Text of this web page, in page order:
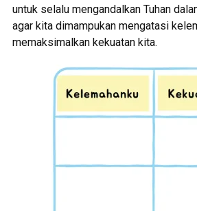
untuk selalu mengandalkan Tuhan
agar kita dimampukan mengatasi
memaksimalkan kekuatan kita.